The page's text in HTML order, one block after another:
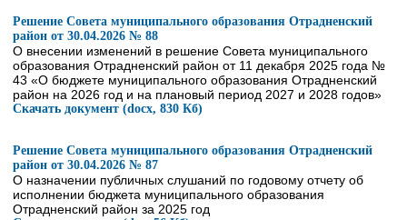
Решение Совета муниципального образования Отрадненский
район от 30.04.2026 № 88
О внесении изменений в решение Совета муниципального
образования Отрадненский район от 11 декабря 2025 года №
43 «О бюджете муниципального образования Отрадненский
район на 2026 год и на плановый период 2027 и 2028 годов»
Скачать документ (docx, 830 Кб)
Решение Совета муниципального образования Отрадненский
район от 30.04.2026 № 87
О назначении публичных слушаний по годовому отчету об
исполнении бюджета муниципального образования
Отрадненский район за 2025 год